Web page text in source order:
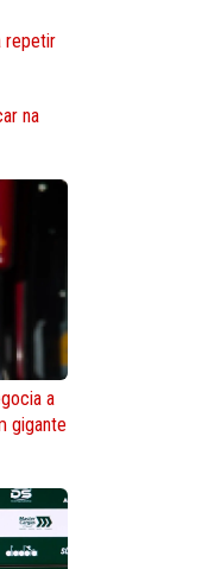
repetir
na
a
gigante